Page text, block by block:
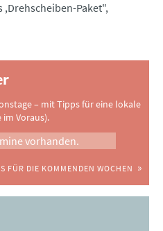
,Drehscheiben-Paket",
– mit Tipps für eine lokale
im Voraus).
vorhanden.
FÜR DIE KOMMENDEN WOCHEN